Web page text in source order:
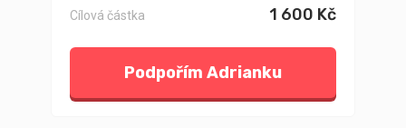
Cílová částka 1 600 Kč
Podpořím Adrianku